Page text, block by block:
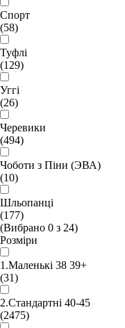
Спорт
(58)
Туфлі
(129)
Уггі
(26)
Черевики
(494)
Чоботи з Піни (ЭВА)
(10)
Шльопанці
(177)
(Вибрано 0 з 24)
Розміри
1.Маленькі 38 39+
(31)
2.Стандартні 40-45
(2475)